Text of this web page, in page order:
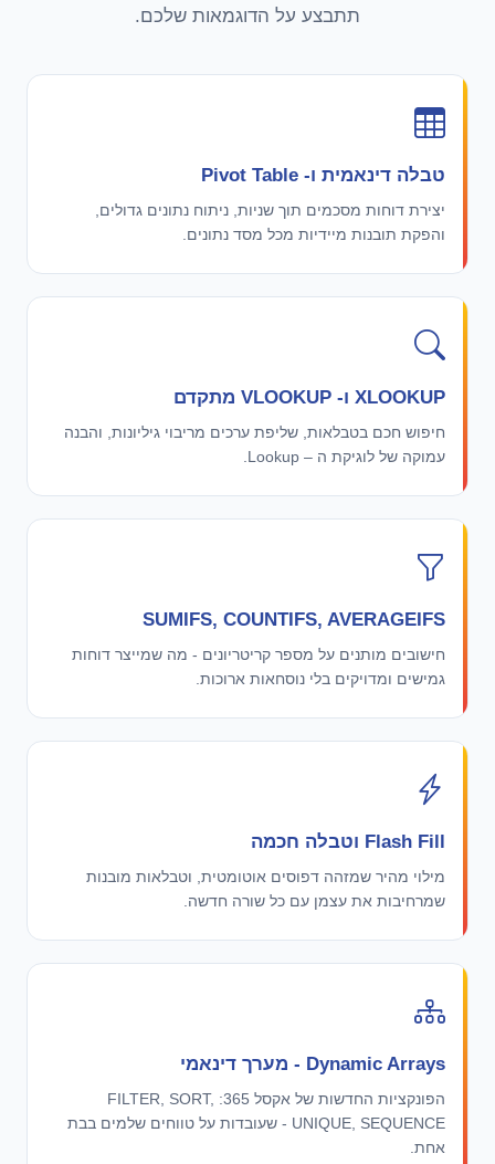
תתבצע על הדוגמאות שלכם.
טבלה דינאמית ו- Pivot Table
יצירת דוחות מסכמים תוך שניות, ניתוח נתונים גדולים,
והפקת תובנות מיידיות מכל מסד נתונים.
XLOOKUP ו- VLOOKUP מתקדם
חיפוש חכם בטבלאות, שליפת ערכים מריבוי גיליונות, והבנה
עמוקה של לוגיקת ה – Lookup.
SUMIFS, COUNTIFS, AVERAGEIFS
חישובים מותנים על מספר קריטריונים - מה שמייצר דוחות
גמישים ומדויקים בלי נוסחאות ארוכות.
Flash Fill וטבלה חכמה
מילוי מהיר שמזהה דפוסים אוטומטית, וטבלאות מובנות
שמרחיבות את עצמן עם כל שורה חדשה.
Dynamic Arrays - מערך דינאמי
הפונקציות החדשות של אקסל 365: FILTER, SORT,
UNIQUE, SEQUENCE - שעובדות על טווחים שלמים בבת
אחת.